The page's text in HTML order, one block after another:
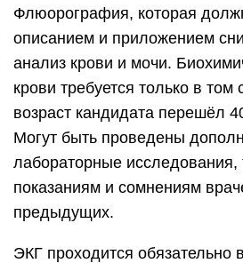
Флюорография, которая
описанием и приложением
анализ крови и мочи.
крови требуется только в том
возраст кандидата перешёл
Могут быть проведены
лабораторные исследования,
показаниям и сомнениям
предыдущих.
ЭКГ проходится обязательно